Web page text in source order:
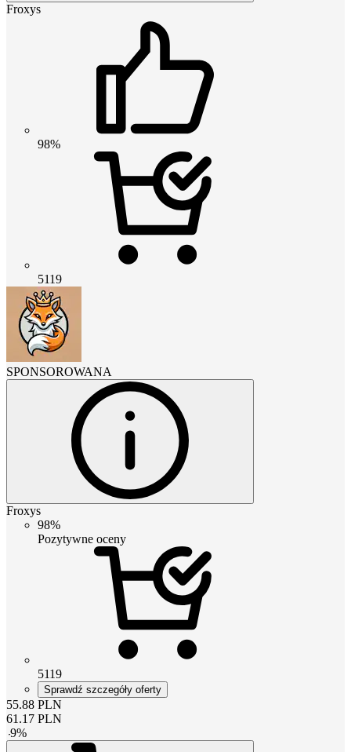
Froxys
98%
5119
SPONSOROWANA
Froxys
98%
Pozytywne oceny
5119
Sprawdź szczegóły oferty
55.88 PLN
61.17 PLN
-9%